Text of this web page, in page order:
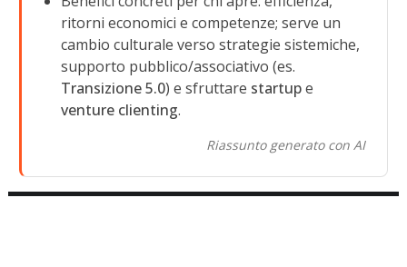
ritorni economici e competenze; serve un
cambio culturale verso strategie sistemiche,
supporto pubblico/associativo (es.
Transizione 5.0) e sfruttare startupe
venture clienting.
Riassunto generato con AI